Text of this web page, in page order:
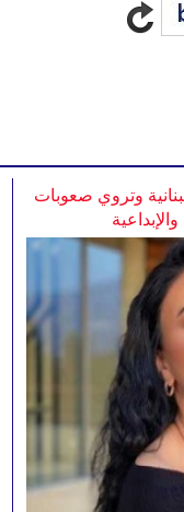
وتروي صعوبات